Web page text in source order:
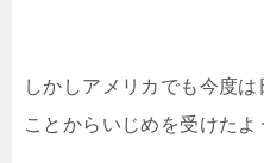
しかしアメリカでも今度は
ことからいじめを受けたよ